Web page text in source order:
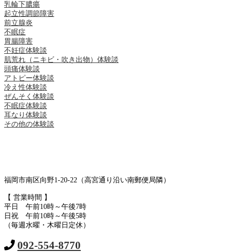
乳輪下膿瘍
起立性調節障害
前立腺炎
不眠症
胃腸障害
不妊症体験談
肌荒れ（ニキビ・吹き出物）体験談
頭痛体験談
アトピー体験談
冷え性体験談
ぜんそく体験談
不眠症体験談
耳なり体験談
その他の体験談
福岡市南区向野1-20-22（高宮通り沿い南郵便局隣）
【 営業時間 】
平日 午前10時～午後7時
日祝 午前10時～午後5時
（毎週水曜・木曜日定休）
092-554-8770